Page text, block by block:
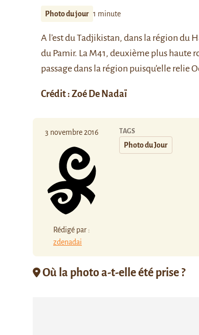
Photo du jour 1 minute
A l’est du Tadjikistan, dans la région du
du Pamir. La M41, deuxième plus haute
passage dans la région puisqu’elle relie
Crédit : Zoé De Nadaï
3 novembre 2016
Rédigé par :
zdenadai
TAGS
Photo du Jour
Où la photo a-t-elle été prise ?